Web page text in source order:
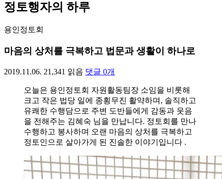
정토행자의 하루
용인정토회
마음의 상처를 극복하고 법문과 생활이 하나로
2019.11.06. 21,341 읽음 댓글 0개
오늘은 용인정토회 자원활동팀장 소임을 비롯해
크고 작은 법당 일에 종횡무진 활약하며, 솔직하고
유쾌한 수행담으로 주변 도반들에게 감동과 웃음
을 전해주는 김혜숙 님을 만납니다. 정토회를 만나
수행하고 봉사하며 오랜 마음의 상처를 극복하고
정토인으로 살아가게 된 진솔한 이야기입니다 .